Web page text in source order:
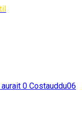
0 Costauddu06